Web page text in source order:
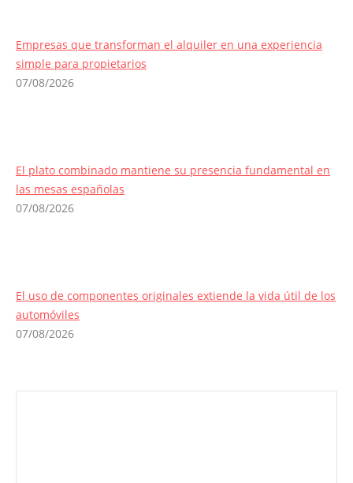
Empresas que transforman el alquiler en una experiencia
simple para propietarios
07/08/2026
El plato combinado mantiene su presencia fundamental en
las mesas españolas
07/08/2026
El uso de componentes originales extiende la vida útil de los
automóviles
07/08/2026